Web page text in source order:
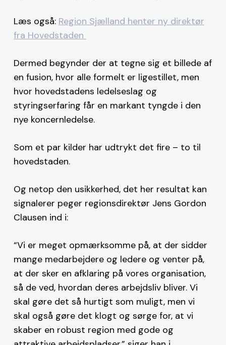
Læs også: Region Sjælland henter ny direktør
fra Hovedstaden
Dermed begynder der at tegne sig et billede af
en fusion, hvor alle formelt er ligestillet, men
hvor hovedstadens ledelseslag og
styringserfaring får en markant tyngde i den
nye koncernledelse.
Som et par kilder har udtrykt det fire – to til
hovedstaden.
Og netop den usikkerhed, det her resultat kan
signalerer peger regionsdirektør Jens Gordon
Clausen ind i:
“Vi er meget opmærksomme på, at der sidder
mange medarbejdere og ledere og venter på,
at der sker en afklaring på vores organisation,
så de ved, hvordan deres arbejdsliv bliver. Vi
skal gøre det så hurtigt som muligt, men vi
skal også gøre det klogt og sørge for, at vi
skaber en robust region med gode og